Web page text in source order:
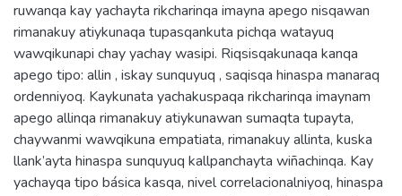
ruwanqa kay yachayta rikcharinqa imayna apego nisqawan
rimanakuy atiykunaqa tupasqankuta pichqa watayuq
wawqikunapi chay yachay wasipi. Riqsisqakunaqa kanqa
apego tipo: allin , iskay sunquyuq , saqisqa hinaspa manaraq
ordenniyoq. Kaykunata yachakuspaqa rikcharinqa imaynam
apego allinqa rimanakuy atiykunawan sumaqta tupayta,
chaywanmi wawqikuna empatiata, rimanakuy allinta, kuska
llank’ayta hinaspa sunquyuq kallpanchayta wiñachinqa. Kay
yachayqa tipo básica kasqa, nivel correlacionalniyoq, hinaspa